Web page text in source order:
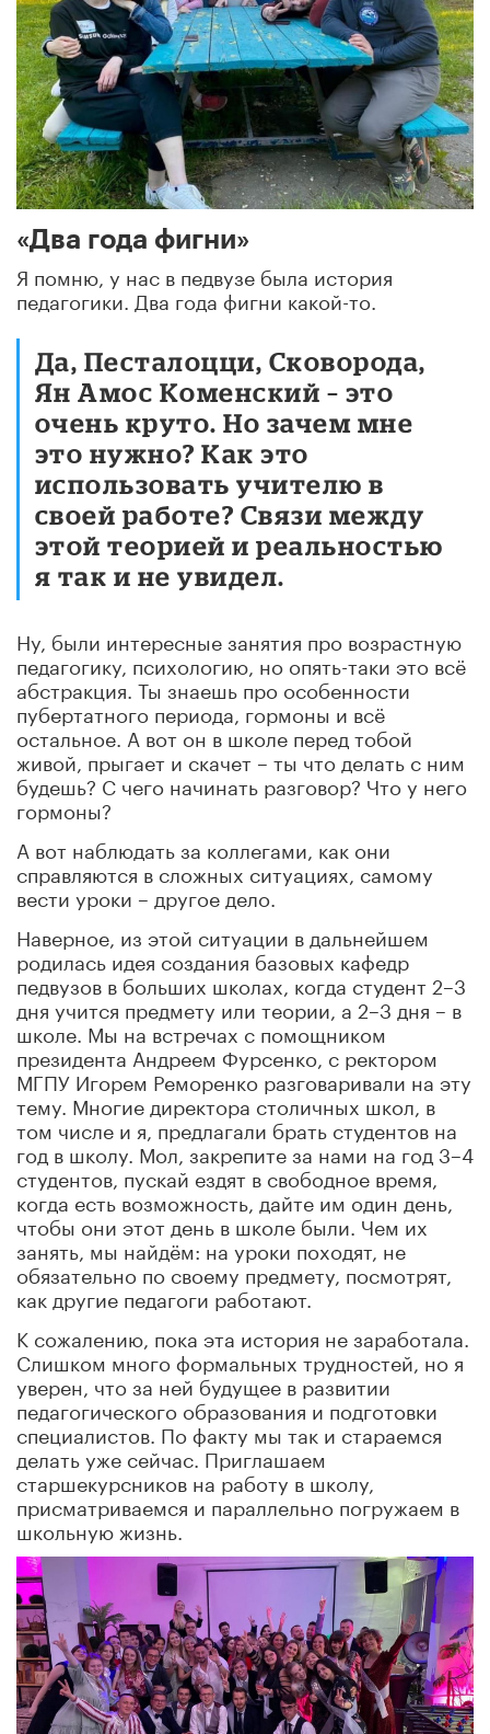
«Два года фигни»
Я помню, у нас в педвузе была история
педагогики. Два года фигни какой-то.
Да, Песталоцци, Сковорода,
Ян Амос Коменский – это
очень круто. Но зачем мне
это нужно? Как это
использовать учителю в
своей работе? Связи между
этой теорией и реальностью
я так и не увидел.
Ну, были интересные занятия про возрастную
педагогику, психологию, но опять-таки это всё
абстракция. Ты знаешь про особенности
пубертатного периода, гормоны и всё
остальное. А вот он в школе перед тобой
живой, прыгает и скачет – ты что делать с ним
будешь? С чего начинать разговор? Что у него
гормоны?
А вот наблюдать за коллегами, как они
справляются в сложных ситуациях, самому
вести уроки – другое дело.
Наверное, из этой ситуации в дальнейшем
родилась идея создания базовых кафедр
педвузов в больших школах, когда студент 2–3
дня учится предмету или теории, а 2–3 дня – в
школе. Мы на встречах с помощником
президента Андреем Фурсенко, с ректором
МГПУ Игорем Реморенко разговаривали на эту
тему. Многие директора столичных школ, в
том числе и я, предлагали брать студентов на
год в школу. Мол, закрепите за нами на год 3–4
студентов, пускай ездят в свободное время,
когда есть возможность, дайте им один день,
чтобы они этот день в школе были. Чем их
занять, мы найдём: на уроки походят, не
обязательно по своему предмету, посмотрят,
как другие педагоги работают.
К сожалению, пока эта история не заработала.
Слишком много формальных трудностей, но я
уверен, что за ней будущее в развитии
педагогического образования и подготовки
специалистов. По факту мы так и стараемся
делать уже сейчас. Приглашаем
старшекурсников на работу в школу,
присматриваемся и параллельно погружаем в
школьную жизнь.